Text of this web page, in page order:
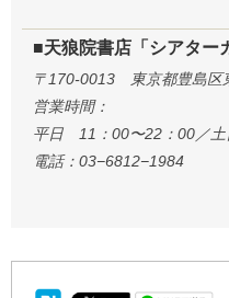
■天狼院書店「シアター
〒170-0013 東京都豊島区
営業時間：
平日 11：00〜22：00／
電話：03−6812−1984